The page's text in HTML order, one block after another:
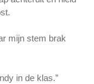
mijn stem brak
in de klas.”